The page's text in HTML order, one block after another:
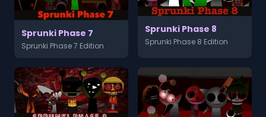
Sprunki Phase 7
Sprunki Phase 7 Edition
Sprunki Phase 8
Sprunki Phase 8 Edition